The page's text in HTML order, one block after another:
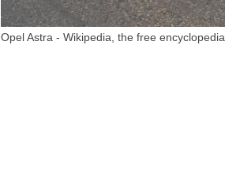
Opel Astra - Wikipedia, the free encyclopedia